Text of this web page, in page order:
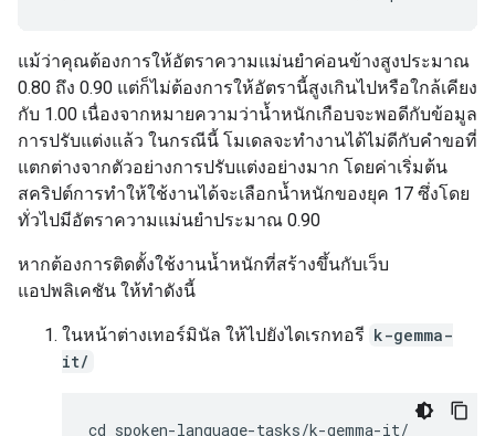
แม้ว่าคุณต้องการให้อัตราความแม่นยำค่อนข้างสูงประมาณ
0.80 ถึง 0.90 แต่ก็ไม่ต้องการให้อัตรานี้สูงเกินไปหรือใกล้เคียง
กับ 1.00 เนื่องจากหมายความว่าน้ำหนักเกือบจะพอดีกับข้อมูล
การปรับแต่งแล้ว ในกรณีนี้ โมเดลจะทํางานได้ไม่ดีกับคําขอที่
แตกต่างจากตัวอย่างการปรับแต่งอย่างมาก โดยค่าเริ่มต้น
สคริปต์การทําให้ใช้งานได้จะเลือกน้ำหนักของยุค 17 ซึ่งโดย
ทั่วไปมีอัตราความแม่นยําประมาณ 0.90
หากต้องการติดตั้งใช้งานน้ำหนักที่สร้างขึ้นกับเว็บ
แอปพลิเคชัน ให้ทำดังนี้
ในหน้าต่างเทอร์มินัล ให้ไปยังไดเรกทอรี k-gemma-
it/